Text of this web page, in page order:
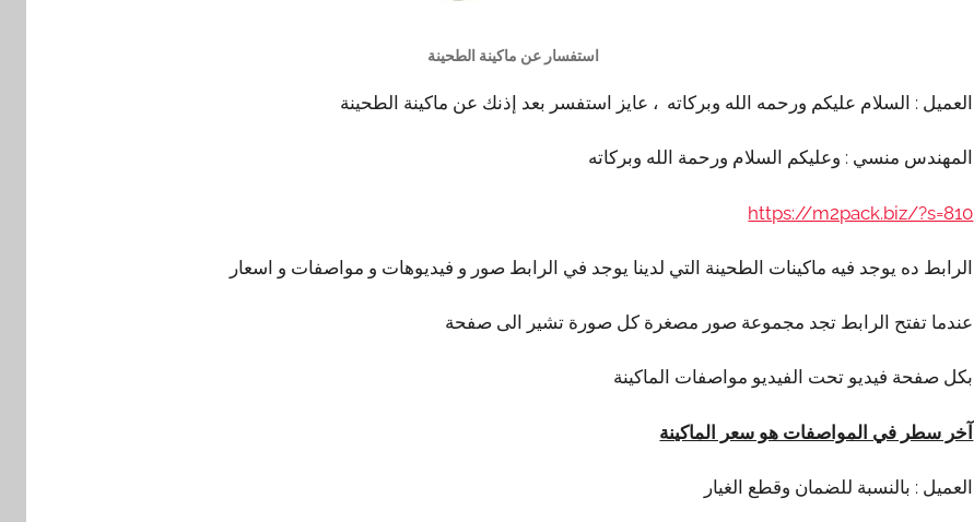
استفسار عن ماكينة الطحينة
العميل : السلام عليكم ورحمه الله وبركاته ، عايز استفسر بعد إذنك عن ماكينة الطحينة
المهندس منسي : وعليكم السلام ورحمة الله وبركاته
https://m2pack.biz/?s=810
الرابط ده يوجد فيه ماكينات الطحينة التي لدينا يوجد في الرابط صور و فيديوهات و مواصفات و اسعار
عندما تفتح الرابط تجد مجموعة صور مصغرة كل صورة تشير الى صفحة
بكل صفحة فيديو تحت الفيديو مواصفات الماكينة
آخر سطر في المواصفات هو سعر الماكينة
العميل : بالنسبة للضمان وقطع الغيار